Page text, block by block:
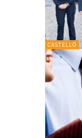
CASTELLÓ